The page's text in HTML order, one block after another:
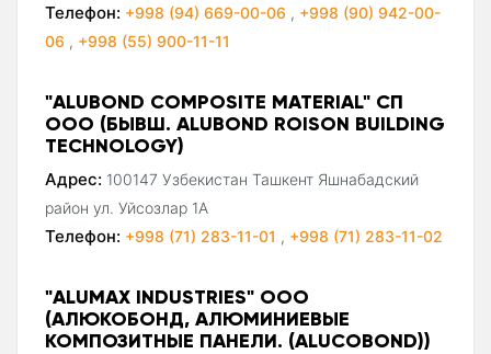
Телефон: +998 (94) 669-00-06 , +998 (90) 942-00-
06 , +998 (55) 900-11-11
"ALUBOND COMPOSITE MATERIAL" СП
ООО (БЫВШ. ALUBOND ROISON BUILDING
TECHNOLOGY)
Адрес: 100147 Узбекистан Ташкент Яшнабадский
район ул. Уйсозлар 1А
Телефон: +998 (71) 283-11-01 , +998 (71) 283-11-02
"ALUMAX INDUSTRIES" ООО
(АЛЮКОБОНД, АЛЮМИНИЕВЫЕ
КОМПОЗИТНЫЕ ПАНЕЛИ. (ALUCOBOND))